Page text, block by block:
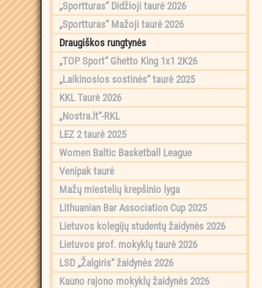
„Sportturas“ Didžioji taurė 2026
„Sportturas“ Mažoji taurė 2026
Draugiškos rungtynės
„TOP Sport“ Ghetto King 1x1 2K26
„Laikinosios sostinės“ taurė 2025
KKL Taurė 2026
„Nostra.lt“-RKL
LEZ 2 taurė 2025
Women Baltic Basketball League
Venipak taurė
Mažų miestelių krepšinio lyga
Lithuanian Bar Association Cup 2025
Lietuvos kolegijų studentų žaidynės 2026
Lietuvos prof. mokyklų taurė 2026
LSD „Žalgiris“ žaidynės 2026
Kauno rajono mokyklų žaidynės 2026